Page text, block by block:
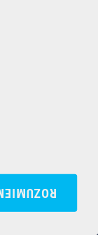
Koszalin, Polska
zastrzeżone